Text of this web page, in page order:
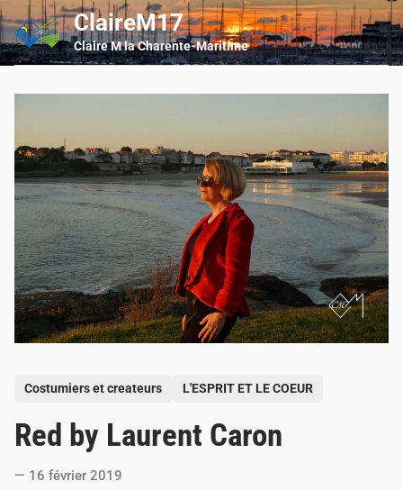
Skip
to
content
ClaireM17
Claire M la Charente-Maritime
Main
Menu
s
Costumiers et createurs L'ESPRIT ET LE COEUR
Red by Laurent Caron
16 février 2019